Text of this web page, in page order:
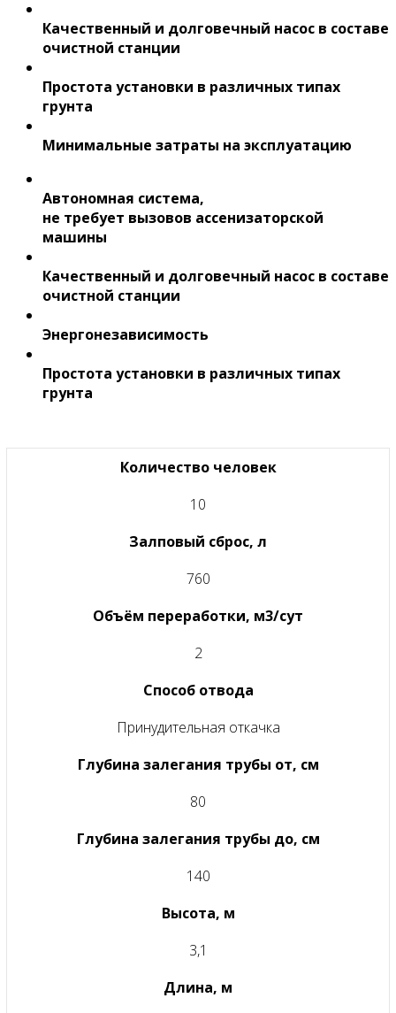
Качественный и долговечный насос в составе
очистной станции
Простота установки в различных типах
грунта
Минимальные затраты на эксплуатацию
Автономная система,
не требует вызовов ассенизаторской
машины
Качественный и долговечный насос в составе
очистной станции
Энергонезависимость
Простота установки в различных типах
грунта
Количество человек
10
Залповый сброс, л
760
Объём переработки, м3/сут
2
Способ отвода
Принудительная откачка
Глубина залегания трубы от, см
80
Глубина залегания трубы до, см
140
Высота, м
3,1
Длина, м